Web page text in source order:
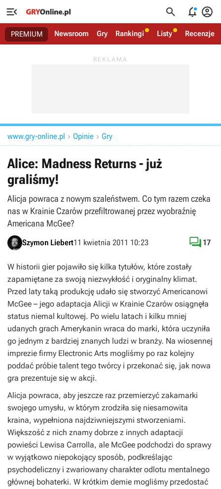
   
PREMIUM Newsroom Gry Rankingi Listy Recenzje
www.gry-online.pl  Opinie  Gry
Alice: Madness Returns - już
graliśmy!
Alicja powraca z nowym szaleństwem. Co tym razem czeka
nas w Krainie Czarów przefiltrowanej przez wyobraźnię
Americana McGee?
Szymon Liebert11 kwietnia 2011 10:23  17
W historii gier pojawiło się kilka tytułów, które zostały
zapamiętane za swoją niezwykłość i oryginalny klimat.
Przed laty taką produkcję udało się stworzyć Americanowi
McGee – jego adaptacja Alicji w Krainie Czarów osiągnęła
status niemal kultowej. Po wielu latach i kilku mniej
udanych grach Amerykanin wraca do marki, która uczyniła
go jednym z bardziej znanych ludzi w branży. Na wiosennej
imprezie firmy Electronic Arts mogliśmy po raz kolejny
poddać próbie talent tego twórcy i przekonać się, jak nowa
gra prezentuje się w akcji.
Alicja powraca, aby jeszcze raz przemierzyć zakamarki
swojego umysłu, w którym zrodziła się niesamowita
kraina, wypełniona najdziwniejszymi stworzeniami.
Większość z nich znamy dobrze z innych adaptacji
powieści Lewisa Carrolla, ale McGee podchodzi do sprawy
w wyjątkowo niepokojący sposób, podkreślając
psychodeliczny i zwariowany charakter odlotu mentalnego
głównej bohaterki. W krótkim demie mogliśmy przedostać